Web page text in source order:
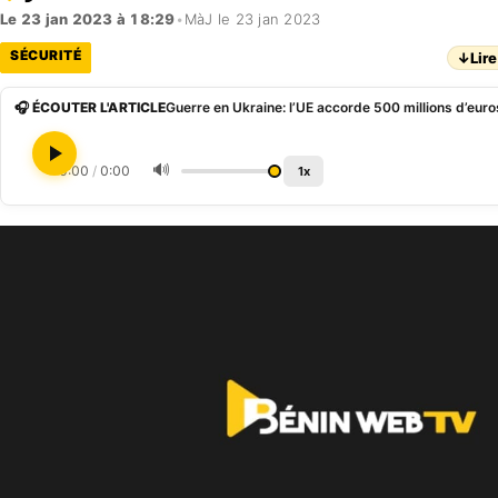
Le 23 jan 2023 à 18:29• MàJ le 23 jan 2023
SÉCURITÉ ↓
🎧 ÉCOUTER L'ARTICLE
0:00 / 0:00 🔊 1x